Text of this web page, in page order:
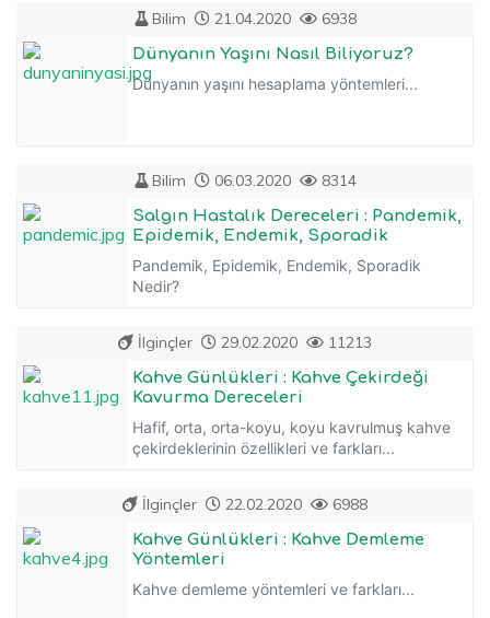
Bilim 21.04.2020 6938
Dünyanın Yaşını Nasıl Biliyoruz?
Dünyanın yaşını hesaplama yöntemleri...
Bilim 06.03.2020 8314
Salgın Hastalık Dereceleri : Pandemik,
Epidemik, Endemik, Sporadik
Pandemik, Epidemik, Endemik, Sporadik
Nedir?
İlginçler 29.02.2020 11213
Kahve Günlükleri : Kahve Çekirdeği
Kavurma Dereceleri
Hafif, orta, orta-koyu, koyu kavrulmuş kahve
çekirdeklerinin özellikleri ve farkları...
İlginçler 22.02.2020 6988
Kahve Günlükleri : Kahve Demleme
Yöntemleri
Kahve demleme yöntemleri ve farkları...